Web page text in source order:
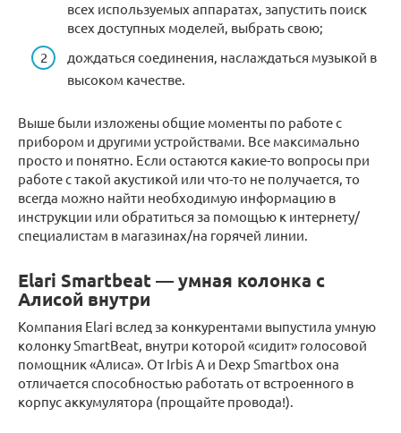
всех используемых аппаратах, запустить поиск
всех доступных моделей, выбрать свою;
дождаться соединения, наслаждаться музыкой в
высоком качестве.
Выше были изложены общие моменты по работе с
прибором и другими устройствами. Все максимально
просто и понятно. Если остаются какие-то вопросы при
работе с такой акустикой или что-то не получается, то
всегда можно найти необходимую информацию в
инструкции или обратиться за помощью к интернету/
специалистам в магазинах/на горячей линии.
Elari Smartbeat — умная колонка с
Алисой внутри
Компания Elari вслед за конкурентами выпустила умную
колонку SmartBeat, внутри которой «сидит» голосовой
помощник «Алиса». От Irbis A и Dexp Smartbox она
отличается способностью работать от встроенного в
корпус аккумулятора (прощайте провода!).